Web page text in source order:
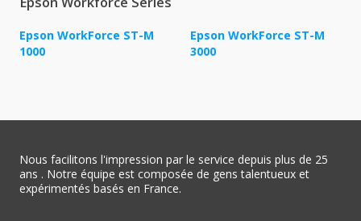
Epson WorkForce ST-M
1000
Epson WorkForce ST-M
3000
Nous facilitons l'impression par le service depuis plus de 25
ans . Notre équipe est composée de gens talentueux et
expérimentés basés en France.